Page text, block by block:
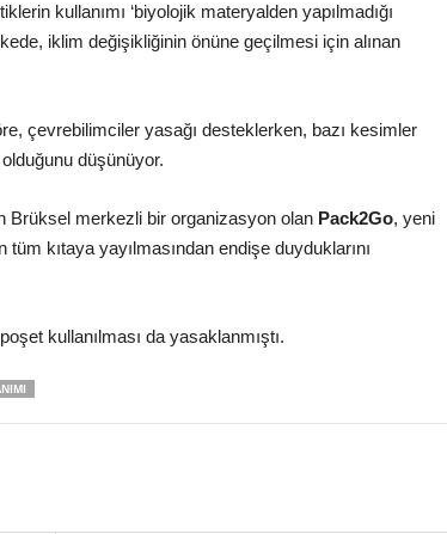
kullanımı ‘biyolojik materyalden yapılmadığı
iklim değişikliğinin önüne geçilmesi için alınan
çevrebilimciler yasağı desteklerken, bazı kesimler
düşünüyor.
Brüksel merkezli bir organizasyon olan Pack2Go, yeni
kıtaya yayılmasından endişe duyduklarını
kullanılması da yasaklanmıştı.